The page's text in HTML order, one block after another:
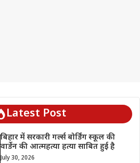
Latest Post
बिहार में सरकारी गर्ल्स बोर्डिंग स्कूल की
वार्डेन की आत्महत्या हत्या साबित हुई है
July 30, 2026